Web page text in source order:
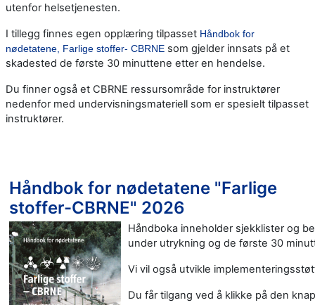
utenfor helsetjenesten.
I tillegg finnes egen opplæring tilpasset Håndbok for
nødetatene, Farlige stoffer- CBRNE som gjelder innsats på et
skadested de første 30 minuttene etter en hendelse.
Du finner også et CBRNE ressursområde for instruktører
nedenfor med undervisningsmateriell som er spesielt tilpasset
instruktører.
Håndbok for nødetatene "Farlige
stoffer-CBRNE" 2026
Håndboka inneholder sjekklister og
under utrykning og de første 30
Vi vil også utvikle
Du får tilgang ved å klikke på den